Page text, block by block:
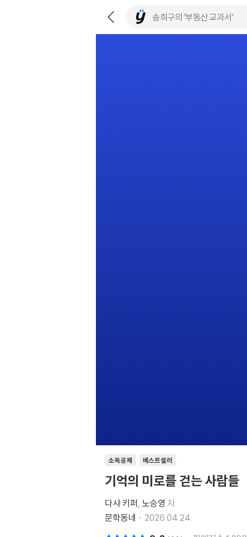
소득공제 베스트셀러
기억의 미로를 걷는 사람들
다샤 키퍼 노승영 저
문학동네
2026.04.24.